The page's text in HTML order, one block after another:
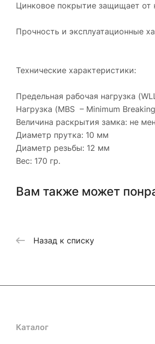
Цинковое покрытие защищает от
Прочность и эксплуатационные
Технические характеристики:
Предельная рабочая нагрузка
Нагрузка (MBS – Minimum
Величина раскрытия замка: не
Диаметр прутка: 10 мм
Диаметр резьбы: 12 мм
Вес: 170 гр.
Вам также может
Назад к списку
Каталог